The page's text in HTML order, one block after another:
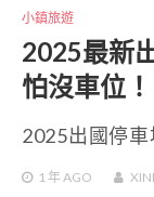
小鎮旅遊
2025最新
怕沒車位！
2025出國停
1 年 AGO